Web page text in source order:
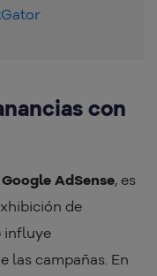
con
Google AdSense, es
de
influye
las campañas. En